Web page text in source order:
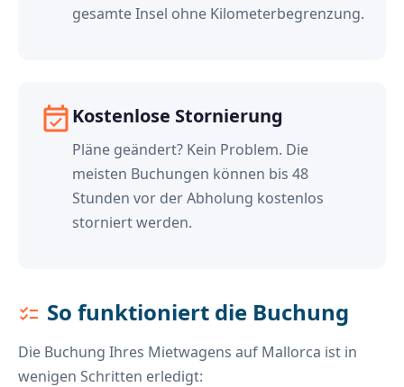
gesamte Insel ohne Kilometerbegrenzung.
event_availableKostenlose Stornierung
Pläne geändert? Kein Problem. Die
meisten Buchungen können bis 48
Stunden vor der Abholung kostenlos
storniert werden.
checklist So funktioniert die Buchung
Die Buchung Ihres Mietwagens auf Mallorca ist in
wenigen Schritten erledigt: